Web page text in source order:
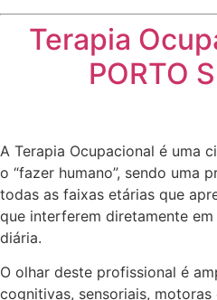
Terapia
PORTO
A Terapia Ocupacional é uma
o “fazer humano”, sendo uma
todas as faixas etárias que
que interferem diretamente
diária.
O olhar deste profissional é
cognitivas, sensoriais, motoras